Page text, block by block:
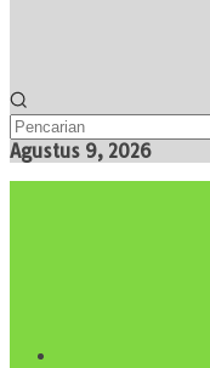
Agustus 9, 2026